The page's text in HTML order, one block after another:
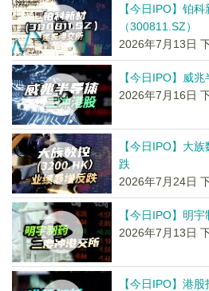
【今日IPO】铂
（300811.SZ）
2026年7月13日
【今日IPO】威
2026年7月16日
【今日IPO】大
跌
2026年7月24日
【今日IPO】明
2026年7月13日
【今日IPO】港